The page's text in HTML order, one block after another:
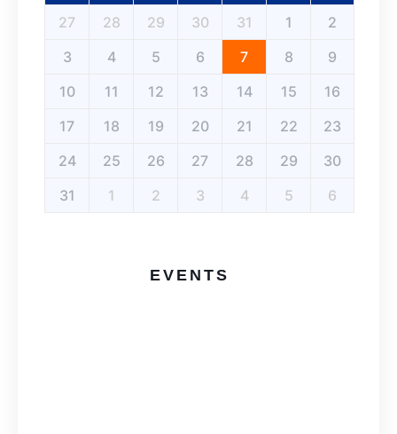
27 28 29 30 31 1
2
3
4 5 6 7 8
9
10
11 12 13 14 15
16
17
18 19 20 21 22
23
24
25 26 27 28 29
30
31
1 2 3 4 5 6
EVENTS